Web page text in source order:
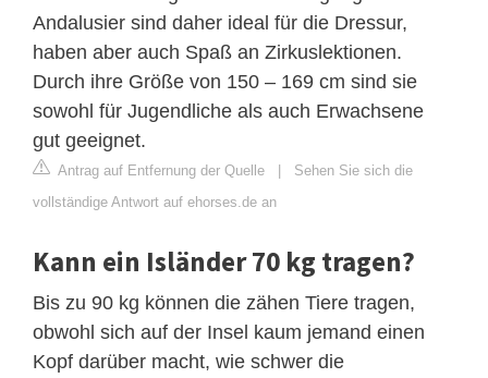
Andalusier sind daher ideal für die Dressur,
haben aber auch Spaß an Zirkuslektionen.
Durch ihre Größe von 150 – 169 cm sind sie
sowohl für Jugendliche als auch Erwachsene
gut geeignet.
Antrag auf Entfernung der Quelle | Sehen Sie sich die
vollständige Antwort auf ehorses.de an
Kann ein Isländer 70 kg tragen?
Bis zu 90 kg können die zähen Tiere tragen,
obwohl sich auf der Insel kaum jemand einen
Kopf darüber macht, wie schwer die